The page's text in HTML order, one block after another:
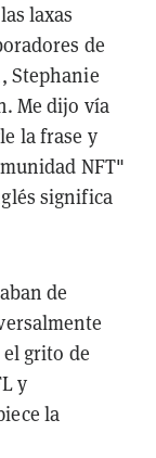
laxas
de
Stephanie
Me dijo vía
la frase y
NFT"
significa
de
grito de
y
la